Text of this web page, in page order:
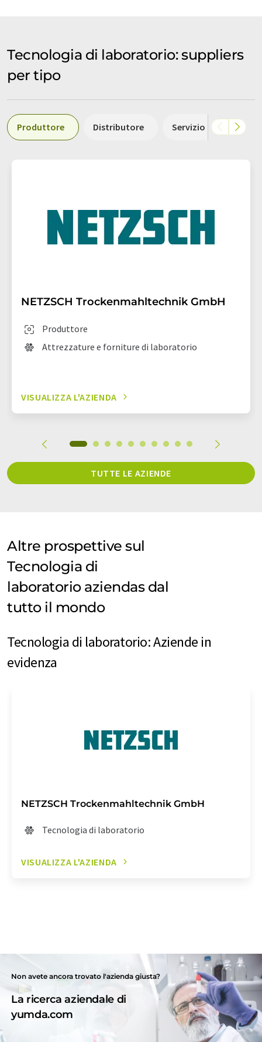
Tecnologia di laboratorio: suppliers
per tipo
Produttore Distributore Servizio
NETZSCH Trockenmahltechnik GmbH
Produttore
Attrezzature e forniture di laboratorio
VISUALIZZA L'AZIENDA
TUTTE LE AZIENDE
Altre prospettive sul
Tecnologia di
laboratorio aziendas dal
tutto il mondo
Tecnologia di laboratorio: Aziende in
evidenza
NETZSCH Trockenmahltechnik GmbH
Tecnologia di laboratorio
VISUALIZZA L'AZIENDA
Non avete ancora trovato l'azienda giusta?
La ricerca aziendale di
yumda.com